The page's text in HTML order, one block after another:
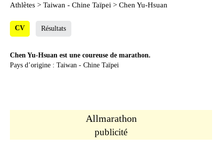
Athlètes > Taiwan - Chine Taïpei > Chen Yu-Hsuan
CV Résultats
Chen Yu-Hsuan est une coureuse de marathon.
Pays d’origine : Taiwan - Chine Taïpei
Allmarathon
publicité